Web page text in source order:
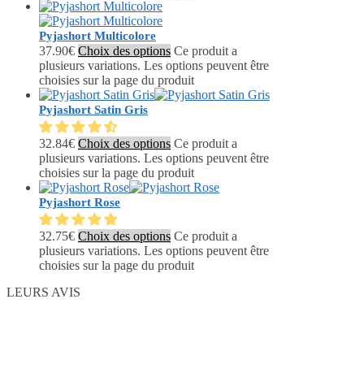
Pyjashort Multicolore
37.90€ Choix des options Ce produit a
plusieurs variations. Les options peuvent être
choisies sur la page du produit
Pyjashort Satin Gris
32.84€ Choix des options Ce produit a
plusieurs variations. Les options peuvent être
choisies sur la page du produit
Pyjashort Rose
32.75€ Choix des options Ce produit a
plusieurs variations. Les options peuvent être
choisies sur la page du produit
LEURS AVIS